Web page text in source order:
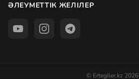
ӘЛЕУМЕТТІК ЖЕЛІЛЕР
© Ertegiler.kz 2026